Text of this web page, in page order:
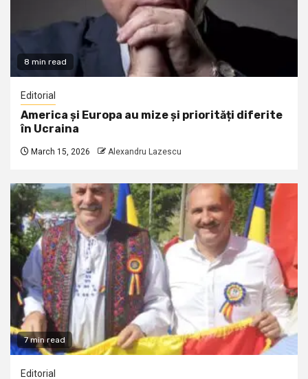
8 min read
Editorial
America și Europa au mize și priorități diferite
în Ucraina
March 15, 2026 Alexandru Lazescu
7 min read
Editorial